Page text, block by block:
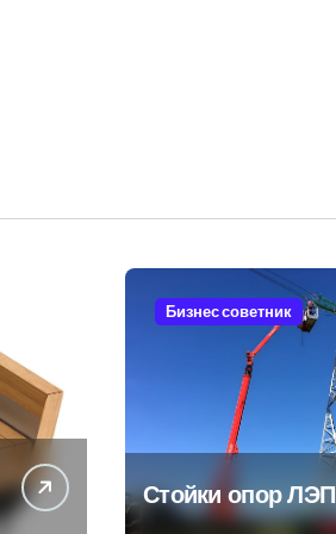
Бизнес советник
Стойки опор ЛЭП